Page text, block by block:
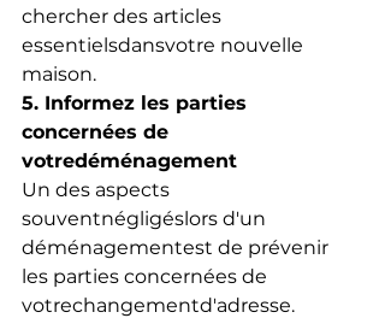
chercher des articles
essentielsdansvotre nouvelle
maison.
5. Informez les parties
concernées de
votredéménagement
Un des aspects
souventnégligéslors d'un
déménagementest de prévenir
les parties concernées de
votrechangementd'adresse.